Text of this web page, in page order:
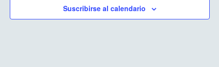
Suscribirse al calendario